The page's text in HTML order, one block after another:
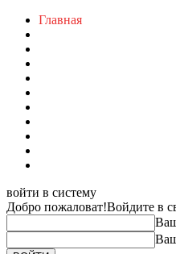
Главная
войти в систему
Добро пожаловат!Войдите в